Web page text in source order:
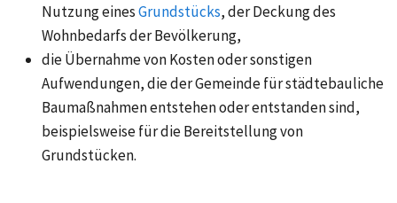
Nutzung einesGrundstücks, der Deckung des
Wohnbedarfs der Bevölkerung,
die Übernahme von Kosten oder sonstigen
Aufwendungen, die der Gemeinde für städtebauliche
Baumaßnahmen entstehen oder entstanden sind,
beispielsweise für die Bereitstellung von
Grundstücken.